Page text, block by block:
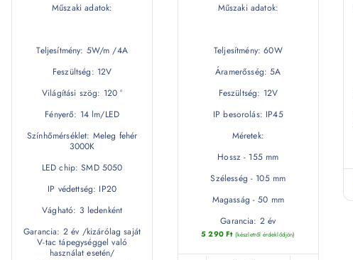
Műszaki adatok:
Teljesítmény: 5W/m /4A
Feszültség: 12V
Világítási szög: 120 °
Fényerő: 14 lm/LED
Színhőmérséklet: Meleg fehér
3000K
LED chip: SMD 5050
IP védettség: IP20
Vágható: 3 ledenként
Garancia: 2 év /kizárólag saját
V-tac tápegységgel való
használat esetén/
Műszaki adatok:
Teljesítmény: 60W
Áramerősség: 5A
Feszültség: 12V
IP besorolás: IP45
Méretek:
Hossz - 155 mm
Szélesség - 105 mm
Magasság - 50 mm
Garancia: 2 év
5 290Ft (készletről érdeklődjön)